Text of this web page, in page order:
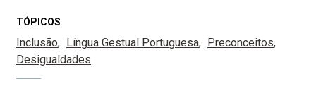
TÓPICOS
Inclusão Língua Gestual Portuguesa
Preconceitos
Desigualdades